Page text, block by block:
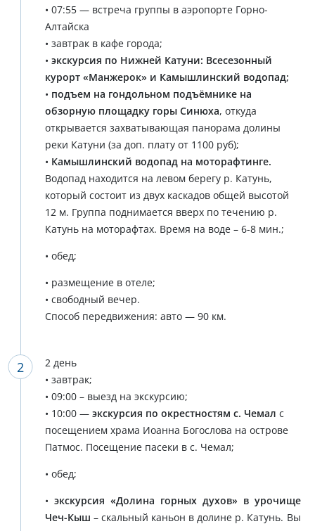
• 07:55 — встреча группы в аэропорте Горно-
Алтайска
• завтрак в кафе города;
• экскурсия по Нижней Катуни: Всесезонный
курорт «Манжерок» и Камышлинский водопад;
• подъем на гондольном подъёмнике на
обзорную площадку горы Синюха, откуда
открывается захватывающая панорама долины
реки Катуни (за доп. плату от 1100 руб);
• Камышлинский водопад на моторафтинге.
Водопад находится на левом берегу р. Катунь,
который состоит из двух каскадов общей высотой
12 м. Группа поднимается вверх по течению р.
Катунь на моторафтах. Время на воде – 6-8 мин.;
• обед;
• размещение в отеле;
• свободный вечер.
Способ передвижения: авто — 90 км.
2 день
• завтрак;
• 09:00 – выезд на экскурсию;
• 10:00 — экскурсия по окрестностям с. Чемал с
посещением храма Иоанна Богослова на острове
Патмос. Посещение пасеки в с. Чемал;
• обед;
• экскурсия «Долина горных духов» в урочище
Чеч-Кыш – скальный каньон в долине р. Катунь. Вы